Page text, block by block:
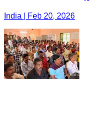
India | Feb 20, 2026